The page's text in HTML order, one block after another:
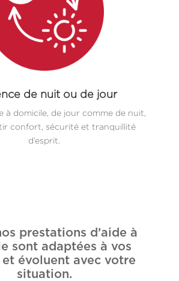
de nuit ou de jour
à domicile, de jour comme de nuit,
confort, sécurité et tranquillité
d’esprit.
prestations d’aide à
sont adaptées à vos
et évoluent avec votre
situation.